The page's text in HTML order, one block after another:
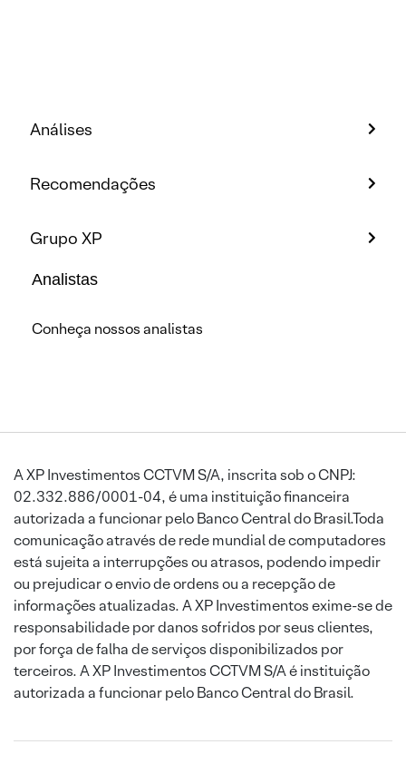
Análises
Recomendações
Grupo XP
Analistas
Conheça nossos analistas
A XP Investimentos CCTVM S/A, inscrita sob o CNPJ:
02.332.886/0001-04, é uma instituição financeira
autorizada a funcionar pelo Banco Central do Brasil.Toda
comunicação através de rede mundial de computadores
está sujeita a interrupções ou atrasos, podendo impedir
ou prejudicar o envio de ordens ou a recepção de
informações atualizadas. A XP Investimentos exime-se de
responsabilidade por danos sofridos por seus clientes,
por força de falha de serviços disponibilizados por
terceiros. A XP Investimentos CCTVM S/A é instituição
autorizada a funcionar pelo Banco Central do Brasil.